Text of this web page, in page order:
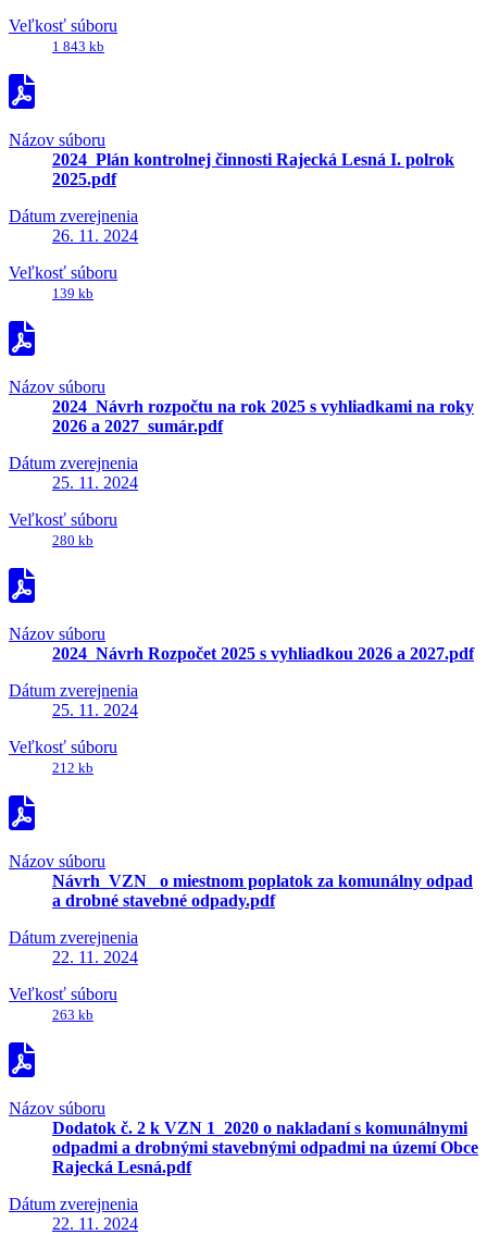
Veľkosť súboru
1 843 kb
Názov súboru
2024_Plán kontrolnej činnosti Rajecká Lesná I. polrok
2025.pdf
Dátum zverejnenia
26. 11. 2024
Veľkosť súboru
139 kb
Názov súboru
2024_Návrh rozpočtu na rok 2025 s vyhliadkami na roky
2026 a 2027_sumár.pdf
Dátum zverejnenia
25. 11. 2024
Veľkosť súboru
280 kb
Názov súboru
2024_Návrh Rozpočet 2025 s vyhliadkou 2026 a 2027.pdf
Dátum zverejnenia
25. 11. 2024
Veľkosť súboru
212 kb
Názov súboru
Návrh_VZN_ o miestnom poplatok za komunálny odpad
a drobné stavebné odpady.pdf
Dátum zverejnenia
22. 11. 2024
Veľkosť súboru
263 kb
Názov súboru
Dodatok č. 2 k VZN 1_2020 o nakladaní s komunálnymi
odpadmi a drobnými stavebnými odpadmi na území Obce
Rajecká Lesná.pdf
Dátum zverejnenia
22. 11. 2024